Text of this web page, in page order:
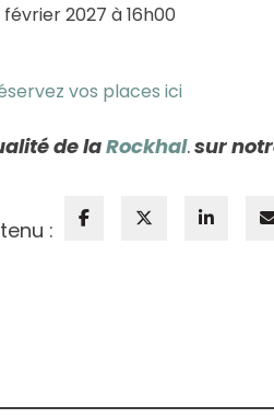
février 2027 à 16h00
vos places ici
de laRockhal.sur
: